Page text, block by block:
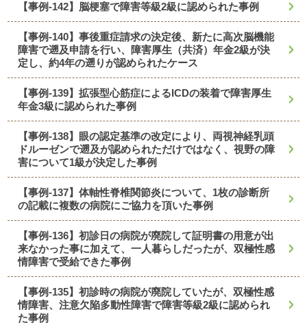
【事例-142】脳梗塞で障害等級2級に認められた事例
【事例-140】事後重症請求の決定後、新たに高次脳機能
障害で遡及申請を行い、障害厚生（共済）年金2級が決
定し、約4年の遡りが認められたケース
【事例-139】拡張型心筋症によるICDの装着で障害厚生
年金3級に認められた事例
【事例-138】眼の認定基準の改定により、両視神経乳頭
ドルーゼンで遡及が認められただけではなく、視野の障
害について1級が決定した事例
【事例-137】体軸性脊椎関節炎について、1枚の診断所
の記載に複数の病院にご協力を頂いた事例
【事例-136】初診日の病院が廃院して証明書の用意が出
来なかった事に加えて、一人暮らしだったが、双極性感
情障害で受給できた事例
【事例-135】初診時の病院が廃院していたが、双極性感
情障害、注意欠陥多動性障害で障害等級2級に認められ
た事例